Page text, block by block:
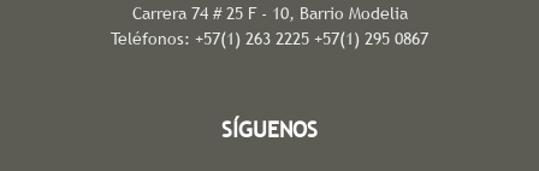
Carrera 74 # 25 F - 10, Barrio Modelia
Teléfonos: +57(1) 263 2225 +57(1) 295 0867
SÍGUENOS